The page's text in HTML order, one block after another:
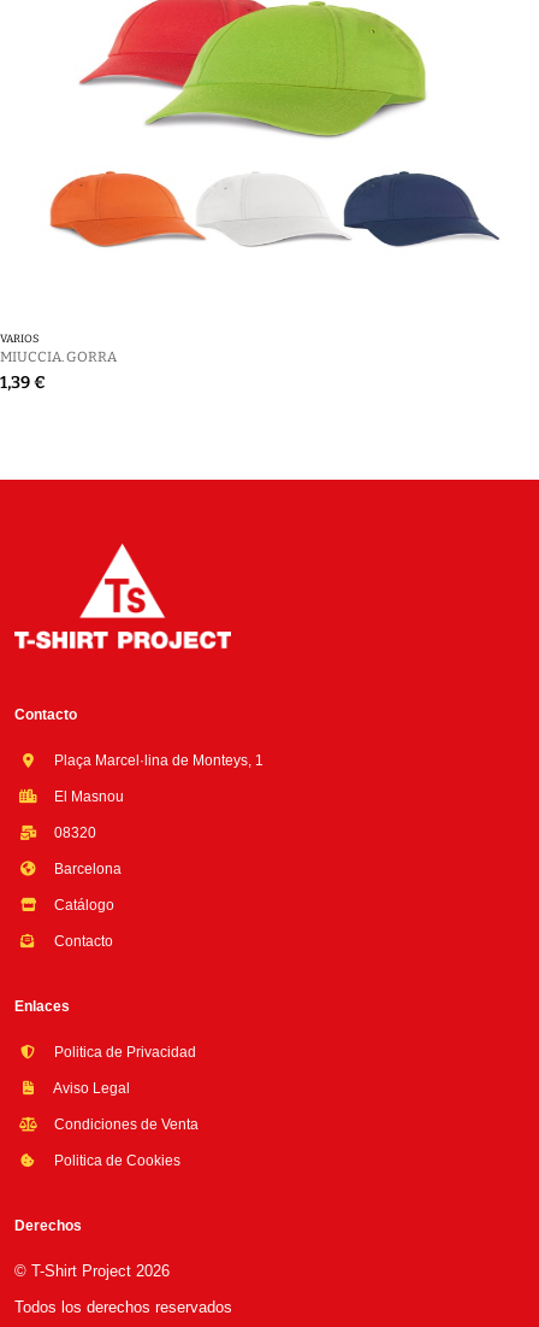
VARIOS
MIUCCIA. GORRA
1,39 €
Contacto
Plaça Marcel·lina de Monteys, 1
El Masnou
08320
Barcelona
Catálogo
Contacto
Enlaces
Politica de Privacidad
Aviso Legal
Condiciones de Venta
Politica de Cookies
Derechos
© T-Shirt Project 2026
Todos los derechos reservados